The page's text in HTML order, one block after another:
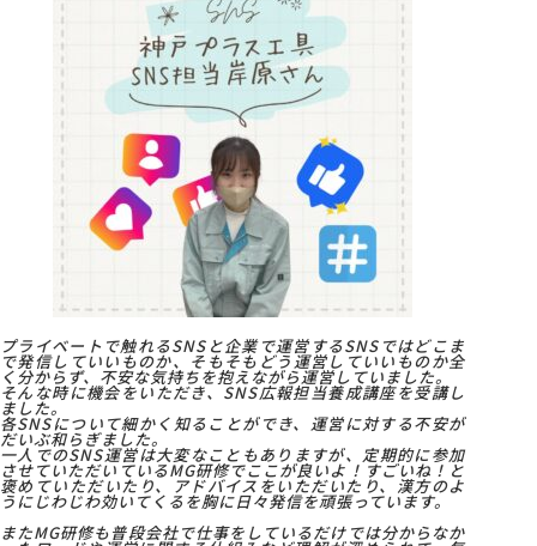
プライベートで触れるSNSと企業で運営するSNSではどこま
で発信していいものか、そもそもどう運営していいものか全
く分からず、不安な気持ちを抱えながら運営していました。
そんな時に機会をいただき、SNS広報担当養成講座を受講し
ました。
各SNSについて細かく知ることができ、運営に対する不安が
だいぶ和らぎました。
一人でのSNS運営は大変なこともありますが、定期的に参加
させていただいているMG研修でここが良いよ！すごいね！と
褒めていただいたり、アドバイスをいただいたり、漢方のよ
うにじわじわ効いてくるを胸に日々発信を頑張っています。
またMG研修も普段会社で仕事をしているだけでは分からなか